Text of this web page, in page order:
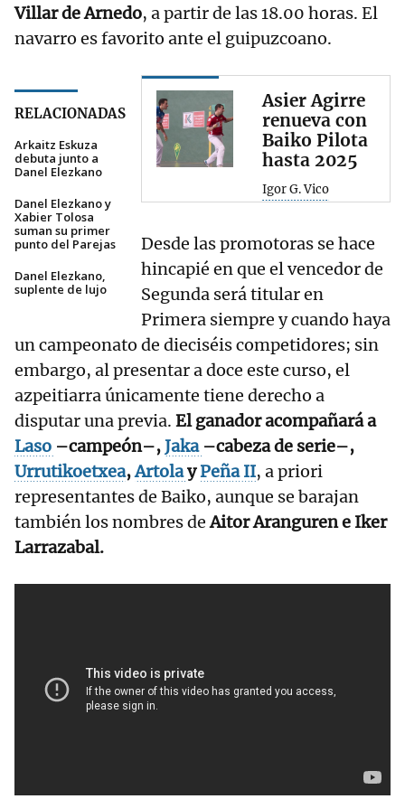
Villar de Arnedo, a partir de las 18.00 horas. El
navarro es favorito ante el guipuzcoano.
RELACIONADAS
Arkaitz Eskuza
debuta junto a
Danel Elezkano
Danel Elezkano y
Xabier Tolosa
suman su primer
punto del Parejas
Danel Elezkano,
suplente de lujo
Asier Agirre
renueva con
Baiko Pilota
hasta 2025
Igor G. Vico
Desde las promotoras se hace
hincapié en que el vencedor de
Segunda será titular en
Primera siempre y cuando haya
un campeonato de dieciséis competidores; sin
embargo, al presentar a doce este curso, el
azpeitiarra únicamente tiene derecho a
disputar una previa. El ganador acompañará a
Laso –campeón–,Jaka –cabeza de serie–,
Urrutikoetxea,ArtolayPeña II, a priori
representantes de Baiko, aunque se barajan
también los nombres deAitor Aranguren e Iker
Larrazabal.